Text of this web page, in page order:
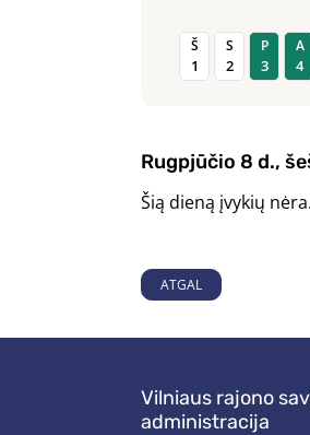
Š
1
S
2
P
3
A
4
Rugpjūčio 8 d.,
Šią dieną įvykių nėra.
ATGAL
Vilniaus rajono
administracija